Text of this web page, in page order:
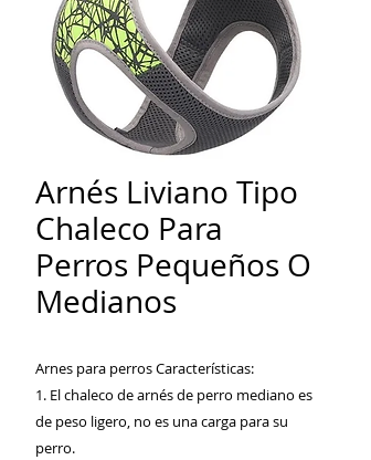
Arnés Liviano Tipo
Chaleco Para
Perros Pequeños O
Medianos
Arnes para perros Características:
1. El chaleco de arnés de perro mediano es
de peso ligero, no es una carga para su
perro.